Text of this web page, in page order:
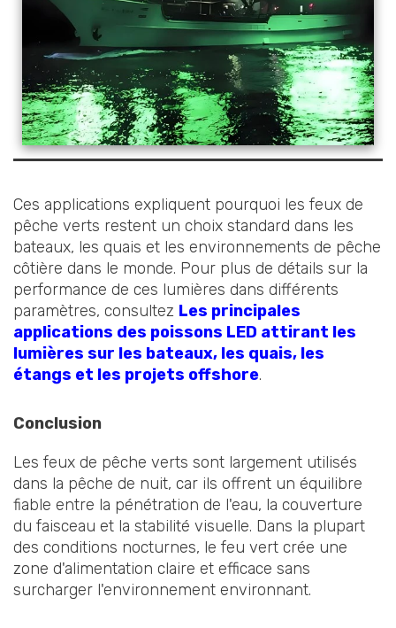
Ces applications expliquent pourquoi les feux de
pêche verts restent un choix standard dans les
bateaux, les quais et les environnements de pêche
côtière dans le monde. Pour plus de détails sur la
performance de ces lumières dans différents
paramètres, consultez Les principales
applications des poissons LED attirant les
lumières sur les bateaux, les quais, les
étangs et les projets offshore.
Conclusion
Les feux de pêche verts sont largement utilisés
dans la pêche de nuit, car ils offrent un équilibre
fiable entre la pénétration de l'eau, la couverture
du faisceau et la stabilité visuelle. Dans la plupart
des conditions nocturnes, le feu vert crée une
zone d'alimentation claire et efficace sans
surcharger l'environnement environnant.